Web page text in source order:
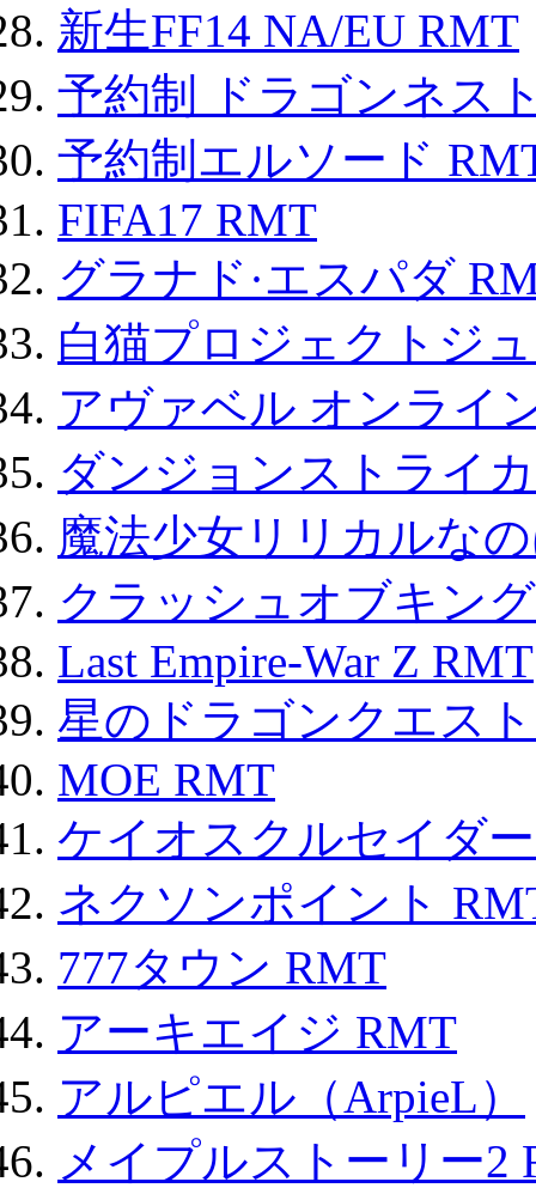
新生FF14 NA/EU RMT
予約制 ドラゴンネス
予約制エルソード
FIFA17 RMT
グラナド·エスパダ
白猫プロジェクトジ
アヴァベル オンライ
ダンジョンストライ
魔法少女リリカルな
クラッシュオブキン
Last Empire-War Z RMT
星のドラゴンクエス
MOE RMT
ケイオスクルセイダ
ネクソンポイント
777タウン RMT
アーキエイジ RMT
アルピエル（ArpieL）
メイプルストーリー2